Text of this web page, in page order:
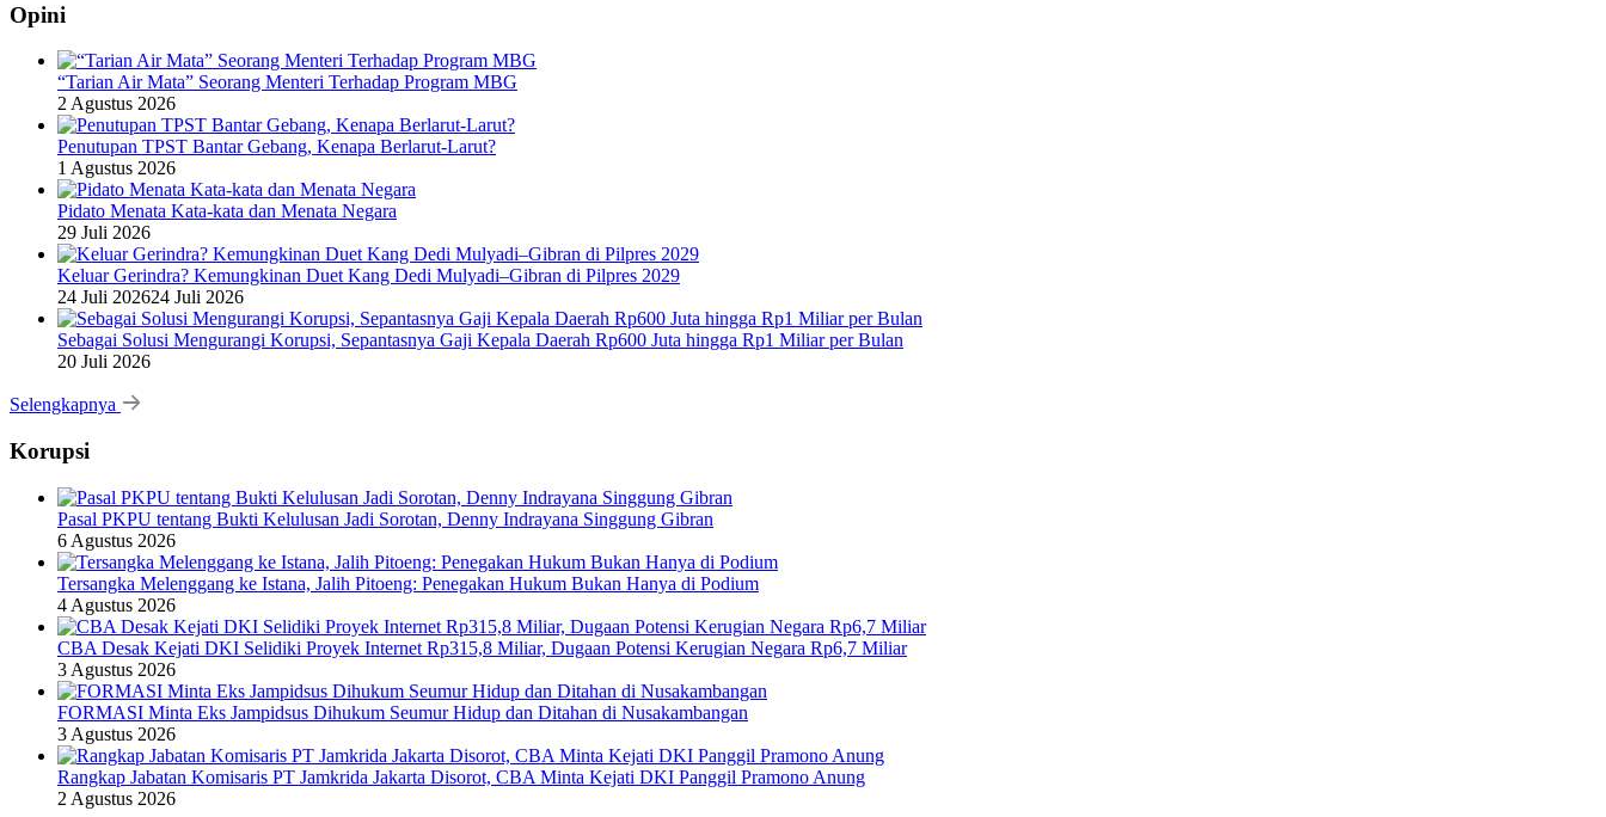
Opini
“Tarian Air Mata” Seorang Menteri Terhadap Program MBG
2 Agustus 2026
Penutupan TPST Bantar Gebang, Kenapa Berlarut-Larut?
1 Agustus 2026
Pidato Menata Kata-kata dan Menata Negara
29 Juli 2026
Keluar Gerindra? Kemungkinan Duet Kang Dedi Mulyadi–Gibran di Pilpres 2029
24 Juli 202624 Juli 2026
Sebagai Solusi Mengurangi Korupsi, Sepantasnya Gaji Kepala Daerah Rp600 Juta hingga Rp1 Miliar per Bulan
20 Juli 2026
Selengkapnya
Korupsi
Pasal PKPU tentang Bukti Kelulusan Jadi Sorotan, Denny Indrayana Singgung Gibran
6 Agustus 2026
Tersangka Melenggang ke Istana, Jalih Pitoeng: Penegakan Hukum Bukan Hanya di Podium
4 Agustus 2026
CBA Desak Kejati DKI Selidiki Proyek Internet Rp315,8 Miliar, Dugaan Potensi Kerugian Negara Rp6,7 Miliar
3 Agustus 2026
FORMASI Minta Eks Jampidsus Dihukum Seumur Hidup dan Ditahan di Nusakambangan
3 Agustus 2026
Rangkap Jabatan Komisaris PT Jamkrida Jakarta Disorot, CBA Minta Kejati DKI Panggil Pramono Anung
2 Agustus 2026